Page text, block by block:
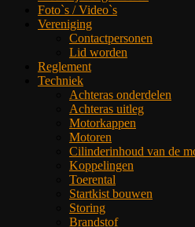
Foto`s / Video`s
Vereniging
Contactpersonen
Lid worden
Reglement
Techniek
Achteras onderdelen
Achteras uitleg
Motorkappen
Motoren
Cilinderinhoud van de
Koppelingen
Toerental
Startkist bouwen
Storing
Brandstof